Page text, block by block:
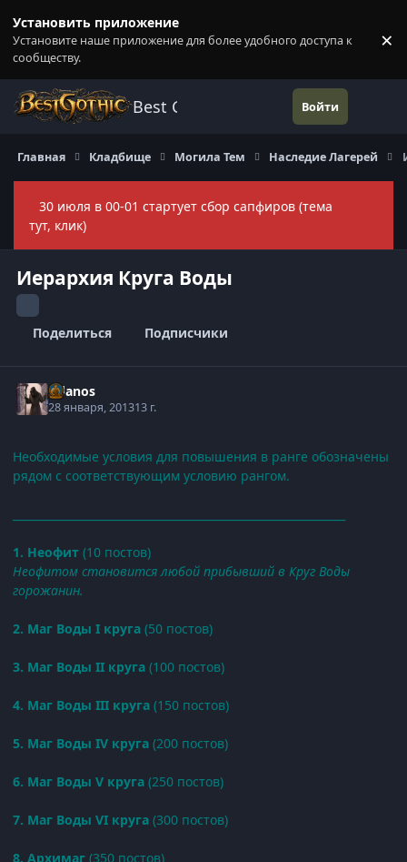
Установить приложение
Установите наше приложение для более удобного доступа к
сообществу.
×
Best Gothic Forums Войти
Главная Кладбище Могила Тем Наследие Лагерей
30 июля в 00-01 стартует сбор сапфиров (тема
тут, клик)
Иерархия Круга Воды
Поделиться Подписчики
Adanos
28 января, 201313 г.
Необходимые условия для повышения в ранге обозначены
рядом с соответствующим условию рангом.
1. Неофит (10 постов)
Неофитом становится любой прибывший в Круг Воды
горожанин.
2. Маг Воды I круга (50 постов)
3. Маг Воды II круга (100 постов)
4. Маг Воды III круга (150 постов)
5. Маг Воды IV круга (200 постов)
6. Маг Воды V круга (250 постов)
7. Маг Воды VI круга (300 постов)
8. Архимаг (350 постов)